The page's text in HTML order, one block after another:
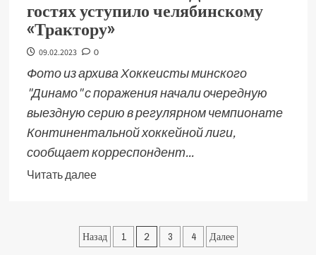
гостях уступило челябинскому
«Трактору»
09.02.2023 0
Фото из архива Хоккеисты минского
"Динамо" с поражения начали очередную
выездную серию в регулярном чемпионате
Континентальной хоккейной лиги,
сообщает корреспондент...
Читать далее
Назад 1 2 3 4 Далее